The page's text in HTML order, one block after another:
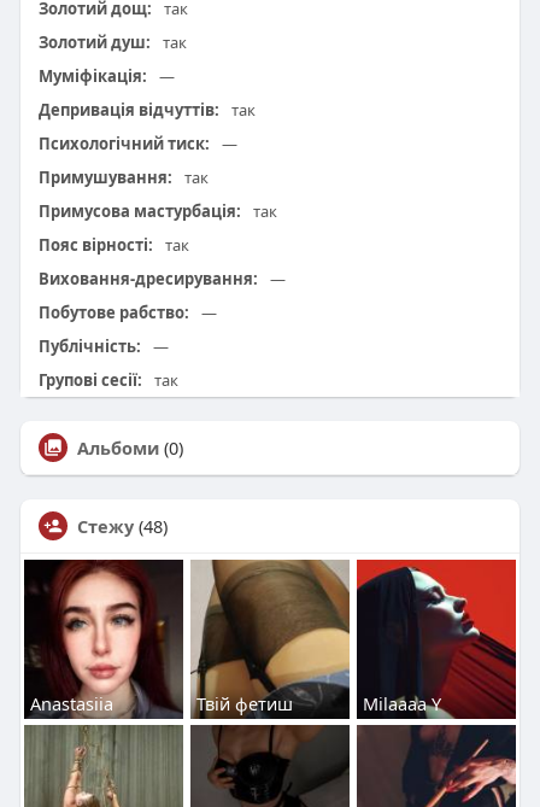
Золотий дощ:
так
Золотий душ:
так
Муміфікація:
—
Депривація відчуттів:
так
Психологічний тиск:
—
Примушування:
так
Примусова мастурбація:
так
Пояс вірності:
так
Виховання-дресирування:
—
Побутове рабство:
—
Публічність:
—
Групові сесії:
так
Альбоми (0)
Стежу (48)
Anastasiia Твій фетиш Milaaaa Y